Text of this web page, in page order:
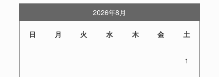
2026年8月
日 月 火 水 木 金 土
1